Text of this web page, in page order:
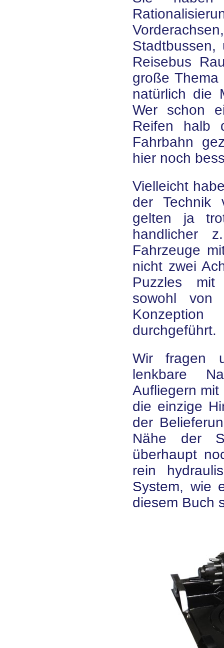
Reisebus
große
natürlich die
Wer schon
Reifen halb
Fahrbahn
hier noch
Vielleicht
der Technik
gelten ja
handlicher
Fahrzeuge
nicht zwei
Puzzles mit
sowohl von
Konzeption
durchgeführt.
Wir fragen
lenkbare
Aufliegern
die einzige
der
Nähe der
überhaupt
rein
System, wie
diesem Buch